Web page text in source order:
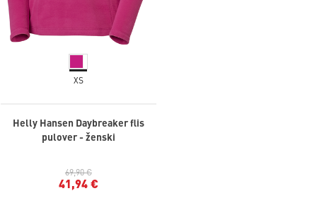
XS
Helly Hansen Daybreaker flis
pulover - ženski
69,90 €
41,94 €